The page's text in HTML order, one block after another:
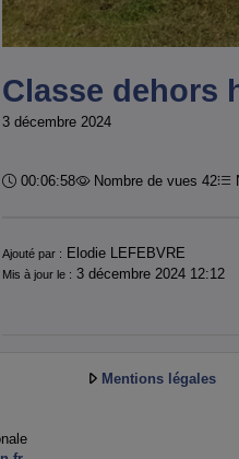
Classe dehors
3 décembre 2024
Durée :
00:06:58 Nombre de vues 42
Informations
Ajouté par : Elodie LEFEBVRE
Mis à jour le : 3 décembre 2024 12:12
Mentions légales